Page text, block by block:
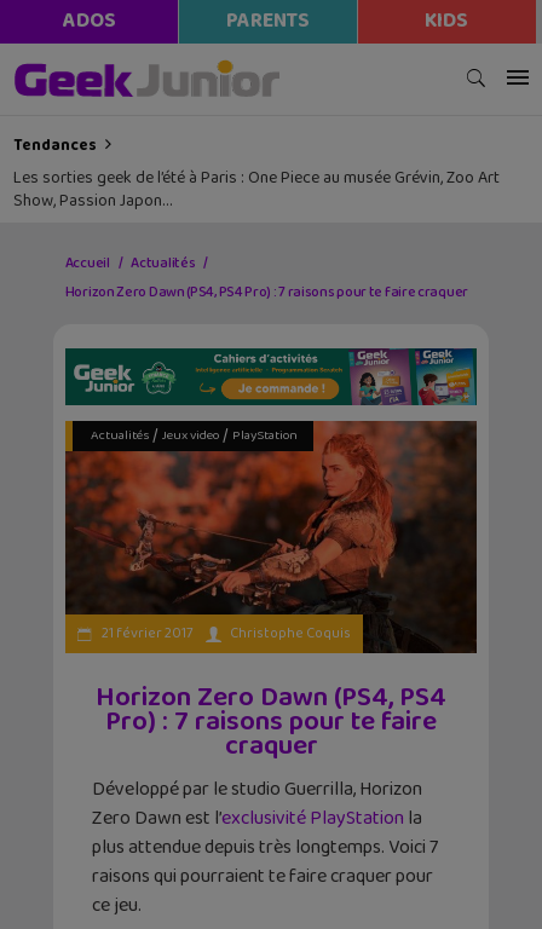
ADOS PARENTS KIDS
Tendances
Les sorties geek de l’été à Paris : One Piece au musée Grévin, Zoo Art
Show, Passion Japon…
Accueil
Actualités
Horizon Zero Dawn (PS4, PS4 Pro) : 7 raisons pour te faire craquer
Actualités/ Jeux video/ PlayStation
21 février 2017 Christophe Coquis
Horizon Zero Dawn (PS4, PS4
Pro) : 7 raisons pour te faire
craquer
Développé par le studio Guerrilla, Horizon
Zero Dawn est l’exclusivité PlayStation la
plus attendue depuis très longtemps. Voici 7
raisons qui pourraient te faire craquer pour
ce jeu.